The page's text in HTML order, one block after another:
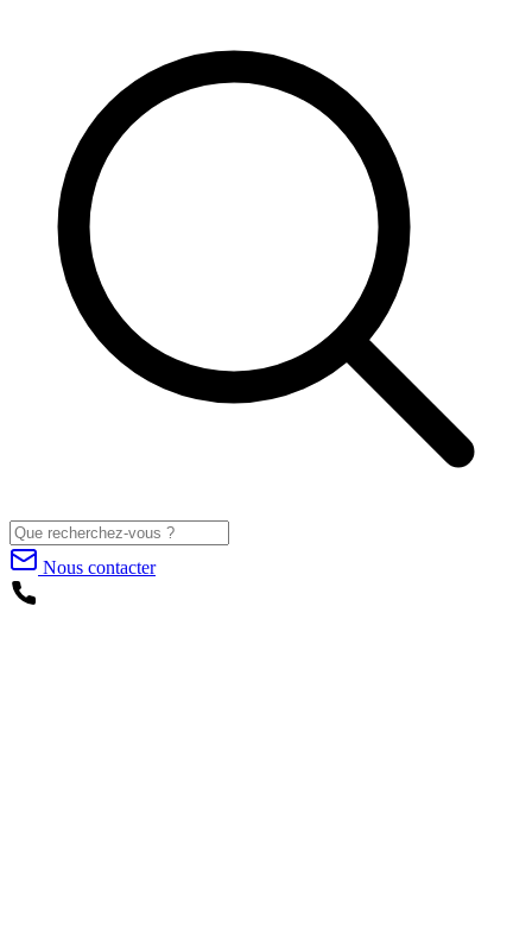
Nous contacter